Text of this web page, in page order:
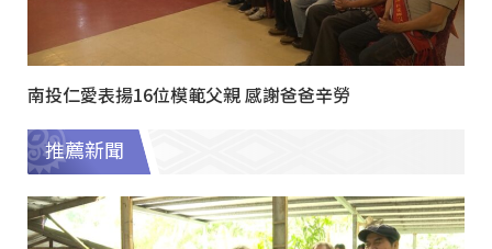
南投仁愛表揚16位模範父親 感謝爸爸辛勞
推薦新聞